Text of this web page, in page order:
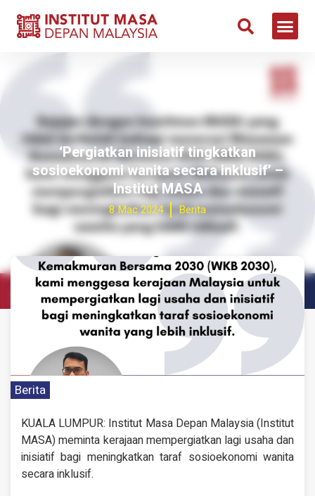
‘Pergiatkan inisiatif tingkatkan
sosioekonomi wanita secara inklusif’ –
Institut MASA
8 Mac 2024 Berita
Berita
KUALA LUMPUR: Institut Masa Depan Malaysia (Institut
MASA) meminta kerajaan mempergiatkan lagi usaha dan
inisiatif bagi meningkatkan taraf sosioekonomi wanita
secara inklusif.